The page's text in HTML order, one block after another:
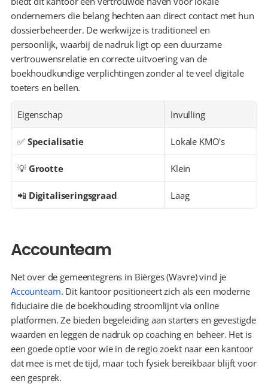
ondernemers die belang hechten aan direct contact met hun
dossierbeheerder. De werkwijze is traditioneel en
persoonlijk, waarbij de nadruk ligt op een duurzame
vertrouwensrelatie en correcte uitvoering van de
boekhoudkundige verplichtingen zonder al te veel digitale
toeters en bellen.
Eigenschap Invulling
✅ Specialisatie Lokale KMO's
💡 Grootte Klein
📲 Digitaliseringsgraad Laag
Accounteam
Accounteam. Dit kantoor positioneert zich als een moderne
fiduciaire die de boekhouding stroomlijnt via online
platformen. Ze bieden begeleiding aan starters en gevestigde
waarden en leggen de nadruk op coaching en beheer. Het is
een goede optie voor wie in de regio zoekt naar een kantoor
dat mee is met de tijd, maar toch fysiek bereikbaar blijft voor
een gesprek.